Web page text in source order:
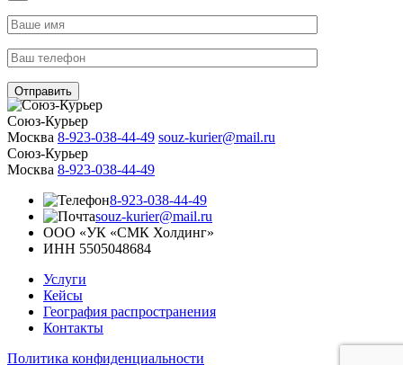
Союз-Курьер
Москва 8-923-038-44-49 souz-kurier@mail.ru
Союз-Курьер
Москва 8-923-038-44-49
8-923-038-44-49
souz-kurier@mail.ru
ООО «УК «СМК Холдинг»
ИНН 5505048684
Услуги
Кейсы
География распространения
Контакты
Политика конфиденциальности